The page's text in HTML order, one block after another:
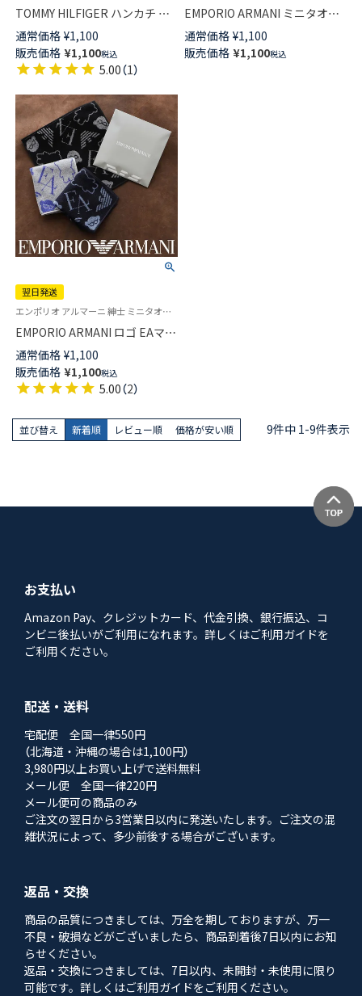
TOMMY HILFIGER ハンカチ ド
ット柄 綿100％ メンズ 【365日
最短翌日発送】02582161
通常価格 ¥1,100
販売価格 ¥1,100税込
5.00（1）
EMPORIO ARMANI ミニタオル
タッターソール柄 綿100％ メン
ズ【365日最短翌日発送】
02340024
通常価格 ¥1,100
販売価格 ¥1,100税込
翌日発送
エンポリオ アルマーニ 紳士 ミニタオル 日本製 タオルハンカチ
EMPORIO ARMANI ロゴ EAマン
ガベア柄 ハンドタオル 綿100％
メンズ 【365日最短翌日発送】
02340020
通常価格 ¥1,100
販売価格 ¥1,100税込
5.00（2）
並び替え 新着順 レビュー順 価格が安い順 9件中 1-9件表示
お支払い
Amazon Pay、クレジットカード、代金引換、銀行振込、コ
ンビニ後払いがご利用になれます。詳しくはご利用ガイドを
ご利用ください。
配送・送料
宅配便 全国一律550円
（北海道・沖縄の場合は1,100円）
3,980円以上お買い上げで送料無料
メール便 全国一律220円
メール便可の商品のみ
ご注文の翌日から3営業日以内に発送いたします。ご注文の混
雑状況によって、多少前後する場合がございます。
返品・交換
商品の品質につきましては、万全を期しておりますが、万一
不良・破損などがございましたら、商品到着後7日以内にお知
らせください。
返品・交換につきましては、7日以内、未開封・未使用に限り
可能です。詳しくはご利用ガイドをご利用ください。